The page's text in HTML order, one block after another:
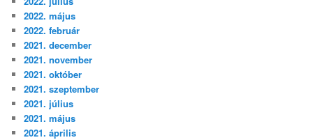
2022. május
2022. február
2021. december
2021. november
2021. október
2021. szeptember
2021. július
2021. május
2021. április